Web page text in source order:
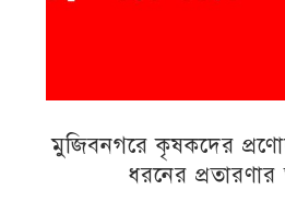
মুজিবনগরে কৃষকদের
ধরনের